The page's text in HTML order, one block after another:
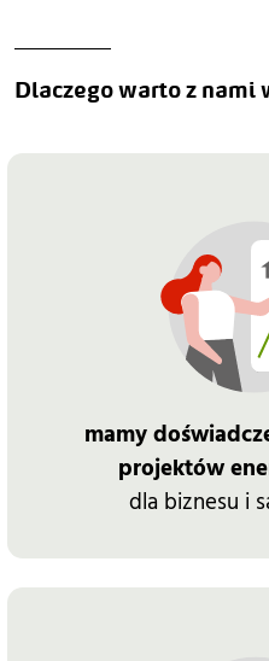
Dlaczego warto z nami
mamy
projektów
dla biznesu i